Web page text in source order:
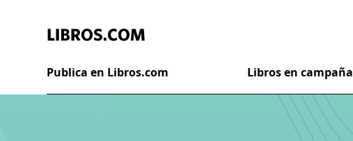
Publica en Libros.com Libros en campaña